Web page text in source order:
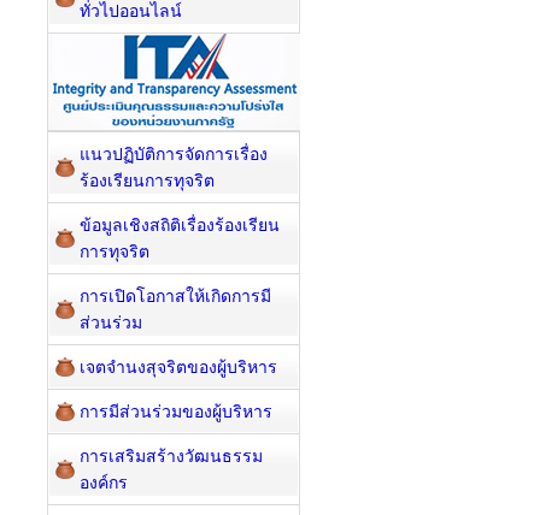
ทั่วไปออนไลน์
แนวปฏิบัติการจัดการเรื่อง
ร้องเรียนการทุจริต
ข้อมูลเชิงสถิติเรื่องร้องเรียน
การทุจริต
การเปิดโอกาสให้เกิดการมี
ส่วนร่วม
เจตจำนงสุจริตของผู้บริหาร
การมีส่วนร่วมของผู้บริหาร
การเสริมสร้างวัฒนธรรม
องค์กร